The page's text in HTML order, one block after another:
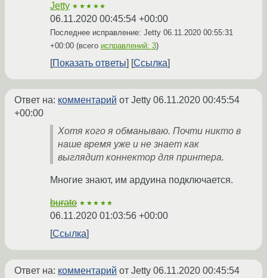
Jetty ★★★★★
06.11.2020 00:45:54 +00:00
Последнее исправление: Jetty 06.11.2020 00:55:31
+00:00 (всего исправлений: 3)
Показать ответы Ссылка
Ответ на: комментарий от Jetty 06.11.2020 00:45:54
+00:00
Хотя кого я обманываю. Почти никто в
наше время уже и не знает как
выглядит коннектор для принтера.
Многие знают, им ардуина подключается.
burato ★★★★★
06.11.2020 01:03:56 +00:00
Ссылка
Ответ на: комментарий от Jetty 06.11.2020 00:45:54